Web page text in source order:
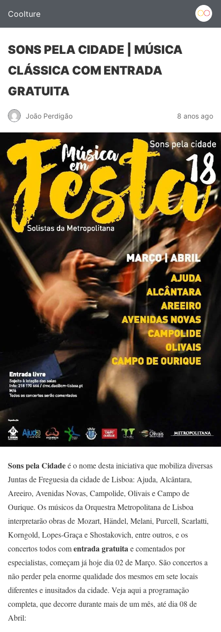
Coolture
SONS PELA CIDADE | MÚSICA
CLÁSSICA COM ENTRADA
GRATUITA
João Perdigão 8 anos ago
Sons pela Cidadeé o nome desta iniciativa que mobiliza diversas
Juntas de Freguesia da cidade de Lisboa: Ajuda, Alcântara,
Areeiro, Avenidas Novas, Campolide, Olivais e Campo de
Ourique. Os músicos da Orquestra Metropolitana de Lisboa
interpretarão obras de Mozart, Händel, Melani, Purcell, Scarlatti,
Korngold, Lopes-Graça e Shostakovich, entre outros, e os
concertos todos comentrada gratuitae comentados por
especialistas, começam já hoje dia 02 de Março. São concertos a
não perder pela enorme qualidade dos mesmos em sete locais
diferentes e inusitados da cidade. Veja aqui a programação
completa, que decorre durante mais de um mês, até dia 08 de
Abril: